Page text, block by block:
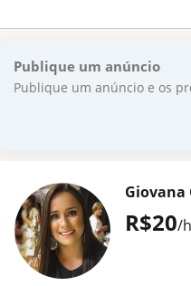
Publique um anúncio
Publique um anúncio e os
R$20/h
Giovana